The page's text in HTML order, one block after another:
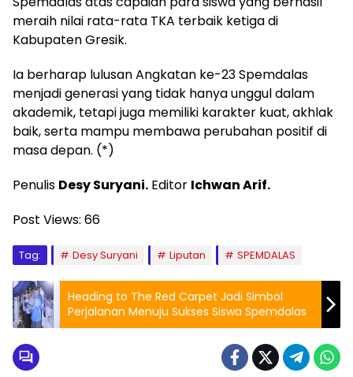
meraih nilai rata-rata TKA terbaik ketiga di
Kabupaten Gresik.
Ia berharap lulusan Angkatan ke-23 Spemdalas
menjadi generasi yang tidak hanya unggul dalam
akademik, tetapi juga memiliki karakter kuat, akhlak
baik, serta mampu membawa perubahan positif di
masa depan. (*)
Penulis Desy Suryani. Editor Ichwan Arif.
Post Views: 66
Tag: Desy Suryani Liputan SPEMDALAS
Heading to The Red Carpet Jadi Simbol
Perjalanan Menuju Sukses Siswa Spemdalas